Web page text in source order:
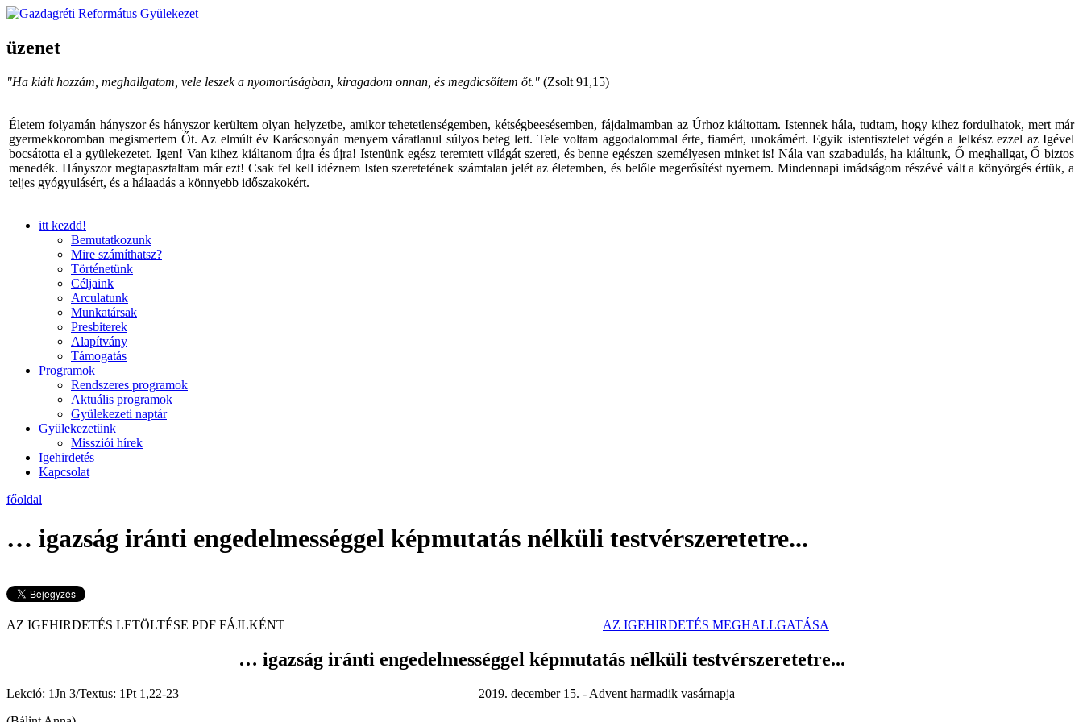
üzenet
"Ha kiált hozzám, meghallgatom, vele leszek a nyomorúságban, kiragadom onnan, és megdicsőítem őt." (Zsolt 91,15)
Életem folyamán hányszor és hányszor kerültem olyan helyzetbe, amikor tehetetlenségemben, kétségbeesésemben, fájdalmamban az Úrhoz kiáltottam. Istennek hála, tudtam, hogy kihez fordulhatok, mert már
gyermekkoromban megismertem Őt. Az elmúlt év Karácsonyán menyem váratlanul súlyos beteg lett. Tele voltam aggodalommal érte, fiamért, unokámért. Egyik istentisztelet végén a lelkész ezzel az Igével
bocsátotta el a gyülekezetet. Igen! Van kihez kiáltanom újra és újra! Istenünk egész teremtett világát szereti, és benne egészen személyesen minket is! Nála van szabadulás, ha kiáltunk, Ő meghallgat, Ő biztos
menedék. Hányszor megtapasztaltam már ezt! Csak fel kell idéznem Isten szeretetének számtalan jelét az életemben, és belőle megerősítést nyernem. Mindennapi imádságom részévé vált a könyörgés értük, a
teljes gyógyulásért, és a hálaadás a könnyebb időszakokért.
itt kezdd!
Bemutatkozunk
Mire számíthatsz?
Történetünk
Céljaink
Arculatunk
Munkatársak
Presbiterek
Alapítvány
Támogatás
Programok
Rendszeres programok
Aktuális programok
Gyülekezeti naptár
Gyülekezetünk
Missziói hírek
Igehirdetés
Kapcsolat
főoldal
… igazság iránti engedelmességgel képmutatás nélküli testvérszeretetre...
AZ IGEHIRDETÉS LETÖLTÉSE PDF FÁJLKÉNT AZ IGEHIRDETÉS MEGHALLGATÁSA
… igazság iránti engedelmességgel képmutatás nélküli testvérszeretetre...
Lekció: 1Jn 3/Textus: 1Pt 1,22-23 2019. december 15. - Advent harmadik vasárnapja